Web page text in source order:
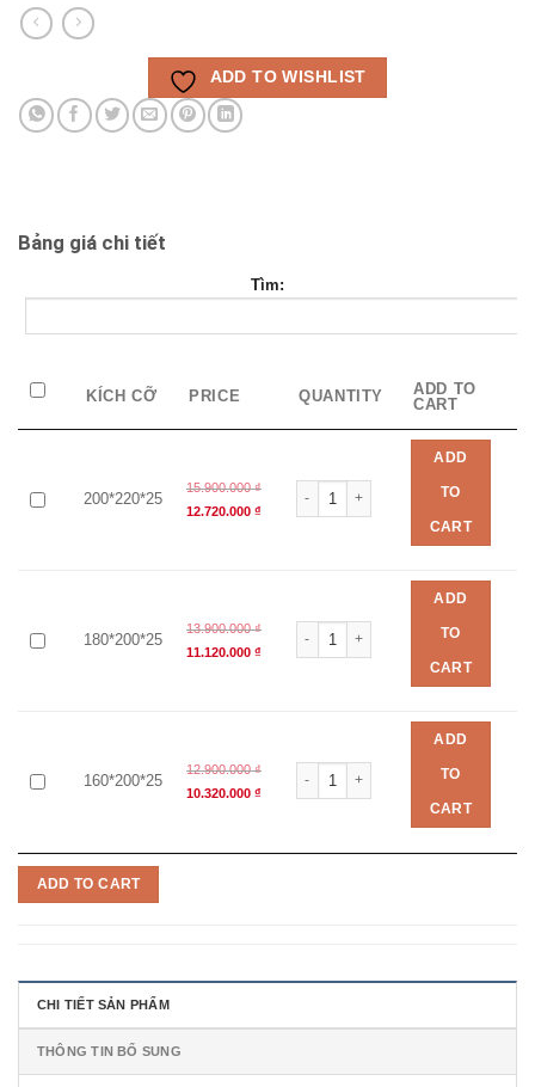
ADD TO WISHLIST
Bảng giá chi tiết
Tìm:
KÍCH CỠ PRICE QUANTITY
ADD TO
CART
200*220*25
15.900.000₫
12.720.000 ₫
Đệm Lò Xo King Koil Cloud Plus số
ADD
TO
CART
180*200*25
13.900.000₫
11.120.000 ₫
Đệm Lò Xo King Koil Cloud Plus số
ADD
TO
CART
160*200*25
12.900.000₫
10.320.000 ₫
Đệm Lò Xo King Koil Cloud Plus số
ADD
TO
CART
ADD TO CART
CHI TIẾT SẢN PHẨM
THÔNG TIN BỔ SUNG